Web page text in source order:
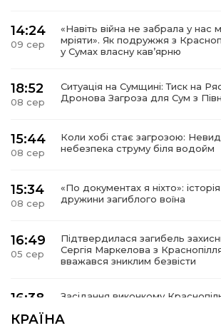
14:24
09 сер
«Навіть війна не забрала у нас
мріяти». Як подружжя з
у Сумах власну кав’ярню
18:52
08 сер
Ситуація на Сумщині: Тиск на
Дронова Загроза для Сум з
15:44
08 сер
Коли хобі стає загрозою:
небезпека струму біля водойм
15:34
08 сер
«По документах я ніхто»: історія
дружини загиблого воїна
16:49
05 сер
Підтвердилася загибель
Сергія Маркелова з
вважався зниклим безвісти
16:38
05 сер
Засідання виконкому
знищене житло та соціальний
КРАЇНА